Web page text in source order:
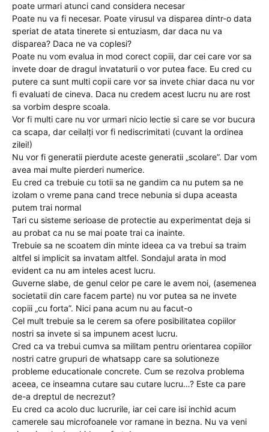
poate urmari atunci cand considera necesar
Poate nu va fi necesar. Poate virusul va disparea dintr-o data
speriat de atata tinerete si entuziasm, dar daca nu va
disparea? Daca ne va coplesi?
Poate nu vom evalua in mod corect copiii, dar cei care vor sa
invete doar de dragul invataturii o vor putea face. Eu cred cu
putere ca sunt multi copii care vor sa invete chiar daca nu vor
fi evaluati de cineva. Daca nu credem acest lucru nu are rost
sa vorbim despre scoala.
Vor fi multi care nu vor urmari nicio lectie si care se vor bucura
ca scapa, dar ceilalți vor fi nediscrimitati (cuvant la ordinea
zilei!)
Nu vor fi generatii pierdute aceste generatii „scolare”. Dar vom
avea mai multe pierderi numerice.
Eu cred ca trebuie cu totii sa ne gandim ca nu putem sa ne
izolam o vreme pana cand trece nebunia si dupa aceasta
putem trai normal
Tari cu sisteme serioase de protectie au experimentat deja si
au probat ca nu se mai poate trai ca inainte.
Trebuie sa ne scoatem din minte ideea ca va trebui sa traim
altfel si implicit sa invatam altfel. Sondajul arata in mod
evident ca nu am inteles acest lucru.
Guverne slabe, de genul celor pe care le avem noi, (asemenea
societatii din care facem parte) nu vor putea sa ne invete
copiii „cu forta”. Nici pana acum nu au facut-o
Cel mult trebuie sa le cerem sa ofere posibilitatea copiilor
nostri sa invete si sa impunem acest lucru.
Cred ca va trebui cumva sa militam pentru orientarea copiilor
nostri catre grupuri de whatsapp care sa solutioneze
probleme educationale concrete. Cum se rezolva problema
aceea, ce inseamna cutare sau cutare lucru…? Este ca pare
de-a dreptul de necrezut?
Eu cred ca acolo duc lucrurile, iar cei care isi inchid acum
camerele sau microfoanele vor ramane in bezna. Nu va veni